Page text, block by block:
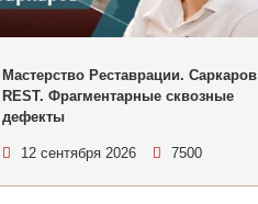
Мастерство Реставрации. Саркаров
REST. Фрагментарные сквозные
дефекты
12 сентября 2026 7500